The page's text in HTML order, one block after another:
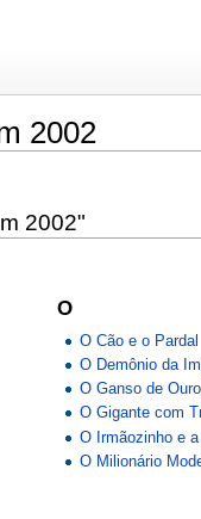
2002
2002"
O
O Cão e o Pardal
O Demônio da
O Ganso de Ouro
O Gigante com
O Irmãozinho e
O Milionário